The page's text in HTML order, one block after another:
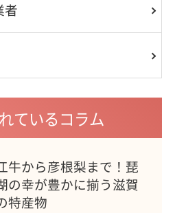
者
ているコラム
牛から彦根梨まで！琵
の幸が豊かに揃う滋賀
特産物